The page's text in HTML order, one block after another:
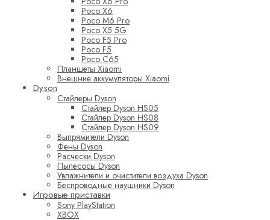
Poco X6
Poco M6 Pro
Poco X5 5G
Poco F5 Pro
Poco F5
Poco C65
Планшеты Xiaomi
Внешние аккумуляторы Xiaomi
Dyson
Стайлеры Dyson
Стайлер Dyson HS05
Стайлер Dyson HS08
Стайлер Dyson HS09
Выпрямители Dyson
Фены Dyson
Расчески Dyson
Пылесосы Dyson
Увлажнители и очистители воздуха Dyson
Беспроводные наушники Dyson
Игровые приставки
Sony PlayStation
XBOX